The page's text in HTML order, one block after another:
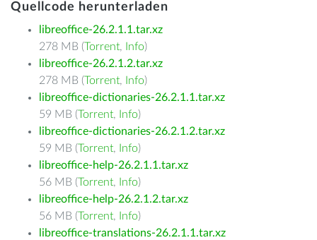
Quellcode herunterladen
libreoffice-26.2.1.1.tar.xz
278 MB (Torrent, Info)
libreoffice-26.2.1.2.tar.xz
278 MB (Torrent, Info)
libreoffice-dictionaries-26.2.1.1.tar.xz
59 MB (Torrent, Info)
libreoffice-dictionaries-26.2.1.2.tar.xz
59 MB (Torrent, Info)
libreoffice-help-26.2.1.1.tar.xz
56 MB (Torrent, Info)
libreoffice-help-26.2.1.2.tar.xz
56 MB (Torrent, Info)
libreoffice-translations-26.2.1.1.tar.xz